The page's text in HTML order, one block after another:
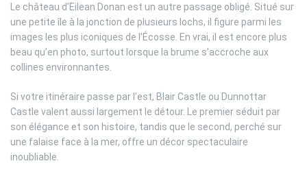
Le château d’Eilean Donan est un autre passage obligé. Situé sur
une petite île à la jonction de plusieurs lochs, il figure parmi les
images les plus iconiques de l’Écosse. En vrai, il est encore plus
beau qu’en photo, surtout lorsque la brume s’accroche aux
collines environnantes.
Si votre itinéraire passe par l’est, Blair Castle ou Dunnottar
Castle valent aussi largement le détour. Le premier séduit par
son élégance et son histoire, tandis que le second, perché sur
une falaise face à la mer, offre un décor spectaculaire
inoubliable.